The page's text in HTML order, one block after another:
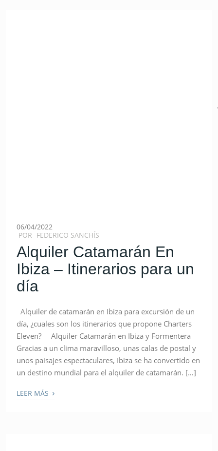
06/04/2022
POR FEDERICO SANCHÍS
Alquiler Catamarán En
Ibiza – Itinerarios para un
día
Alquiler de catamarán en Ibiza para excursión de un
día, ¿cuales son los itinerarios que propone Charters
Eleven? Alquiler Catamarán en Ibiza y Formentera
Gracias a un clima maravilloso, unas calas de postal y
unos paisajes espectaculares, Ibiza se ha convertido en
un destino mundial para el alquiler de catamarán. […]
LEER MÁS ›